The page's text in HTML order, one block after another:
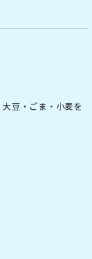
豆・ごま・小麦を